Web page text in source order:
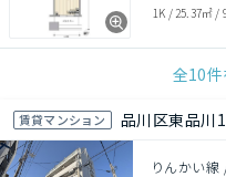
1K / 25.37㎡ /
全10
賃貸マンション 品川区東品川
りんかい